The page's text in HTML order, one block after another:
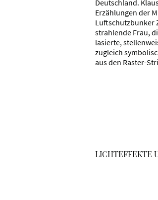
Deutschland.
Erzählungen der
Luftschutzbunker
strahlende Frau,
lasierte,
zugleich
aus den Raster-
LICHTEFFEKTE